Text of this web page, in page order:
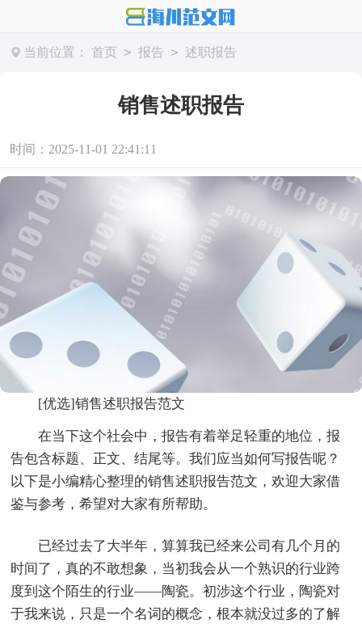
当前位置： 首页 > 报告 > 述职报告
销售述职报告
时间：2025-11-01 22:41:11
[优选]销售述职报告范文
在当下这个社会中，报告有着举足轻重的地位，报
告包含标题、正文、结尾等。我们应当如何写报告呢？
以下是小编精心整理的销售述职报告范文，欢迎大家借
鉴与参考，希望对大家有所帮助。
已经过去了大半年，算算我已经来公司有几个月的
时间了，真的不敢想象，当初我会从一个熟识的行业跨
度到这个陌生的行业——陶瓷。初涉这个行业，陶瓷对
于我来说，只是一个名词的概念，根本就没过多的了解